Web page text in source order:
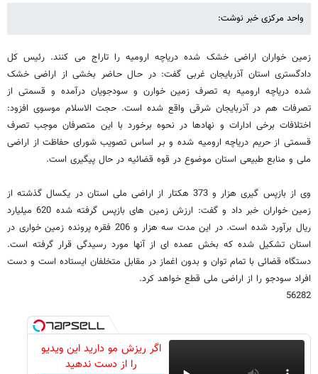
واحد مرکزی خبر نوشت:
زمین خواران اراضی خشک شده دریاچه ارومیه را تاراج می کنند. رئیس کل
دادگستری استان آذربایجان غربی گفت: در حـال حـاضر بخشی از اراضی خشک
شده دریاچه ارومیه به تصرف زمین خوارن و سودجویان درآمده و قسمتی از
تصرفات هم در آذربایجان شرقی واقع شده است. حجت الاسلام موسوی افزود:
اختلافات برخی ادارات و نهادها در نحوه برخورد با این متصرفان موجب تصرف
قسمتی از حریم دریاچه ارومیه شده و بـر اساس تصویب شورای حفاظت از اراضی
ملی و منابع طبیعی استان موضوع در قوه قضائیه در حال پیگیری است.
وی از بازپس گیری هزار و 373 هکتار از اراضی ملی استان در یکسال گذشته از
زمین خواران خبر داد و گفت: ارزش زمین های بازپس گرفته شده 620 میلیارد
ریال برآورد شده است. در این مدت سه هزار و 206 فقره پرونده زمین خواری در
استان تشکیل شده که بخش عمده ای از آنها مورد رسیدگی قرار گرفته است.
دستگاه قضائی با تمام توان و بدون اغماز در مقابل متخلفان ایستاده است و دست
افراد سودجو را از اراضی ملی قطع خواهد کرد.
56282
اگر ریزش مو دارید این ویدیو
را از دست ندهید